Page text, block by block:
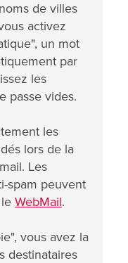
de villes
activez
un mot
par
les
passe vides.
les
lors de la
Les
spam peuvent
WebMail.
vous avez la
destinataires